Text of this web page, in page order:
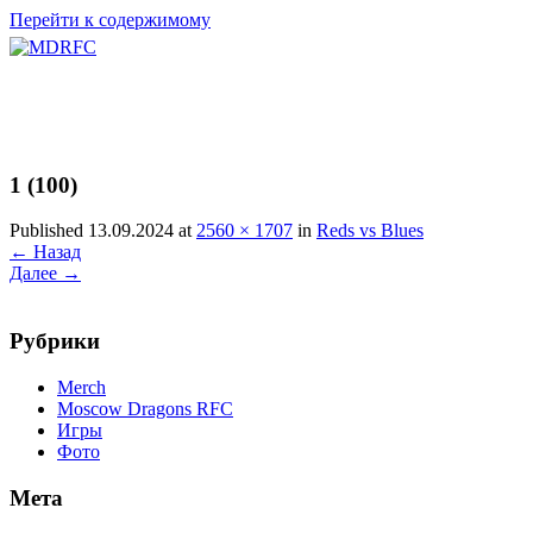
Перейти к содержимому
1 (100)
Published 13.09.2024 at2560 × 1707 in Reds vs Blues
← Назад
Далее →
Рубрики
Merch
Moscow Dragons RFC
Игры
Фото
Мета